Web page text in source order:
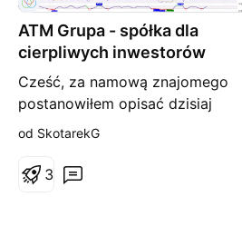
ATM Grupa - spółka dla
cierpliwych inwestorów
Cześć, za namową znajomego
postanowiłem opisać dzisiaj
spółkę ATM Grupa. Jest to
produkcyjne w Polsce, które nie
od SkotarekG
3